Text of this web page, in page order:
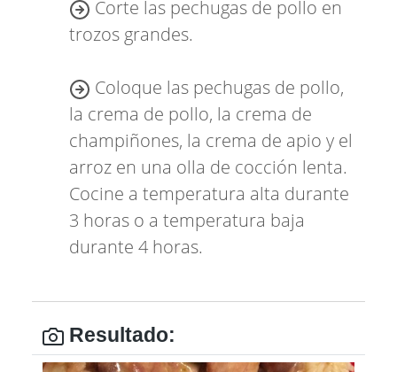
Corte las pechugas de pollo en
trozos grandes.
Coloque las pechugas de pollo,
la crema de pollo, la crema de
champiñones, la crema de apio y el
arroz en una olla de cocción lenta.
Cocine a temperatura alta durante
3 horas o a temperatura baja
durante 4 horas.
Resultado: